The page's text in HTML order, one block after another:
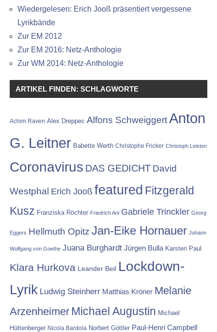
Wiedergelesen: Erich Jooß präsentiert vergessene
Lyrikbände
Zur EM 2012
Zur EM 2016: Netz-Anthologie
Zur WM 2014: Netz-Anthologie
ARTIKEL FINDEN: SCHLAGWORTE
Achim Raven Alex Dreppec Alfons SchweiggertAnton
G. Leitner Babette Werth Christophe Fricker Christoph Leisten
Coronavirus DAS GEDICHT David
Westphal Erich Jooß featured Fitzgerald
Kusz Franziska Röchter Friedrich Ani Gabriele Trinckler Georg
Eggers Hellmuth Opitz Jan-Eike Hornauer Johann
Wolfgang von Goethe Juana Burghardt Jürgen Bulla Karsten Paul
Klara Hurkova Leander Beil Lockdown-
Lyrik Ludwig Steinherr Matthias Kröner Melanie
Arzenheimer Michael Augustin Michael
Hüttenberger Nicola Bardola Norbert Göttler Paul-Henri Campbell